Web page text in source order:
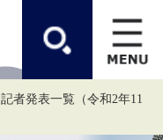
記者発表一覧（令和2年11